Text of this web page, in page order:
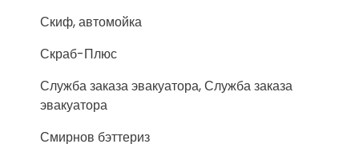
Скиф, автомойка
Скраб-Плюс
Служба заказа эвакуатора, Служба заказа
эвакуатора
Смирнов бэттериз